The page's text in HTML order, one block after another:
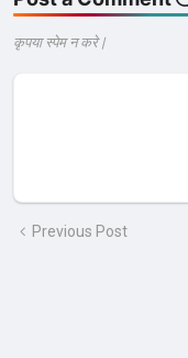
कृपया स्पेम न करे |
Previous Post